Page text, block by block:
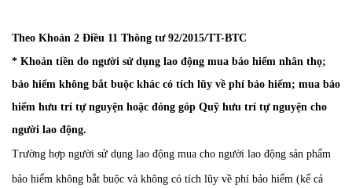
Theo Khoản 2 Điều 11 Thông tư 92/2015/TT-BTC
* Khoản tiền do người sử dụng lao động mua bảo hiểm nhân thọ;
bảo hiểm không bắt buộc khác có tích lũy về phí bảo hiểm; mua bảo
hiểm hưu trí tự nguyện hoặc đóng góp Quỹ hưu trí tự nguyện cho
người lao động.
Trường hợp người sử dụng lao động mua cho người lao động sản phẩm
bảo hiểm không bắt buộc và không có tích lũy về phí bảo hiểm (kể cả